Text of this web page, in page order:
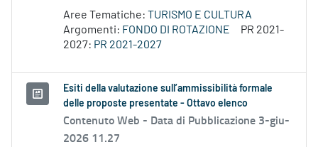
Aree Tematiche: TURISMO E CULTURA
Argomenti: FONDO DI ROTAZIONE
PR 2021-
2027: PR 2021-2027
Esiti della valutazione sull’ammissibilità formale
delle proposte presentate - Ottavo elenco
Contenuto Web - Data di Pubblicazione 3-giu-
2026 11.27